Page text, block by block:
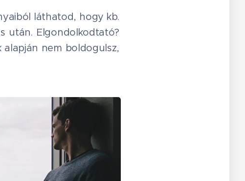
láthatod, hogy kb.
után. Elgondolkodtató?
nem boldogulsz,